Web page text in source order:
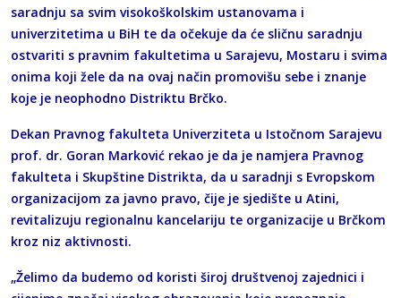
saradnju sa svim visokoškolskim ustanovama i
univerzitetima u BiH te da očekuje da će sličnu saradnju
ostvariti s pravnim fakultetima u Sarajevu, Mostaru i svima
onima koji žele da na ovaj način promovišu sebe i znanje
koje je neophodno Distriktu Brčko.
Dekan Pravnog fakulteta Univerziteta u Istočnom Sarajevu
prof. dr. Goran Marković rekao je da je namjera Pravnog
fakulteta i Skupštine Distrikta, da u saradnji s Evropskom
organizacijom za javno pravo, čije je sjedište u Atini,
revitalizuju regionalnu kancelariju te organizacije u Brčkom
kroz niz aktivnosti.
„Želimo da budemo od koristi široj društvenoj zajednici i